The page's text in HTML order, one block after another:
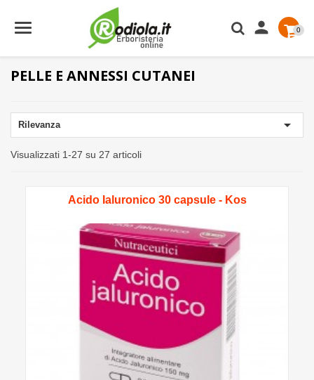
 0
PELLE E ANNESSI CUTANEI
Rilevanza 
Visualizzati 1-27 su 27 articoli
Acido Ialuronico 30 capsule - Kos